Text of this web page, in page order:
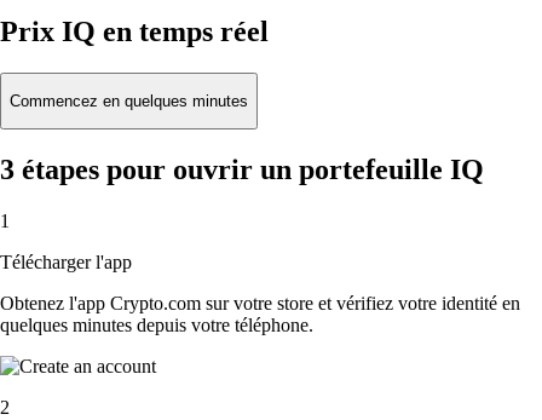
Prix IQ en temps réel
Commencez en quelques minutes
3 étapes pour ouvrir un portefeuille IQ
1
Télécharger l'app
Obtenez l'app Crypto.com sur votre store et vérifiez votre identité en
quelques minutes depuis votre téléphone.
2